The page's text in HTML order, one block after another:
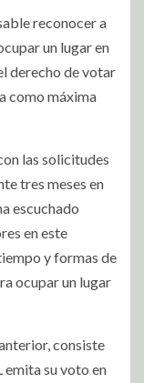
reconocer a
un lugar en
derecho de votar
como máxima
las solicitudes
tres meses en
escuchado
en este
y formas de
ocupar un lugar
consiste
emita su voto en